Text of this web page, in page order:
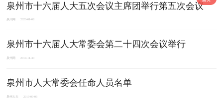
泉州市十六届人大五次会议主席团举行第五次会议
泉州网 2020-01-08
泉州市十六届人大常委会第二十四次会议举行
泉州网 2019-11-30
泉州市人大常委会任命人员名单
泉州人大 2019-09-03